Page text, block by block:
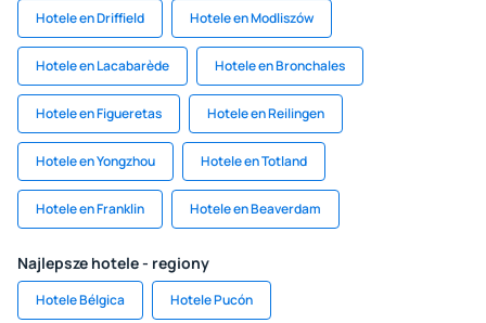
Hotele en Driffield Hotele en Modliszów
Hotele en Lacabarède Hotele en Bronchales
Hotele en Figueretas Hotele en Reilingen
Hotele en Yongzhou Hotele en Totland
Hotele en Franklin Hotele en Beaverdam
Najlepsze hotele - regiony
Hotele Bélgica Hotele Pucón